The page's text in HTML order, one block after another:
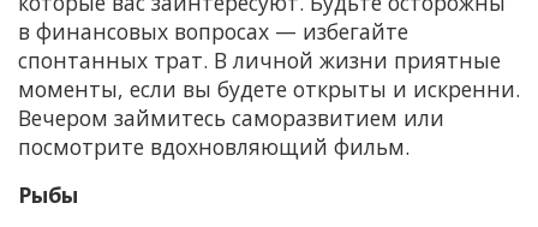
в финансовых вопросах — избегайте
спонтанных трат. В личной жизни приятные
моменты, если вы будете открыты и искренни.
Вечером займитесь саморазвитием или
посмотрите вдохновляющий фильм.
Рыбы